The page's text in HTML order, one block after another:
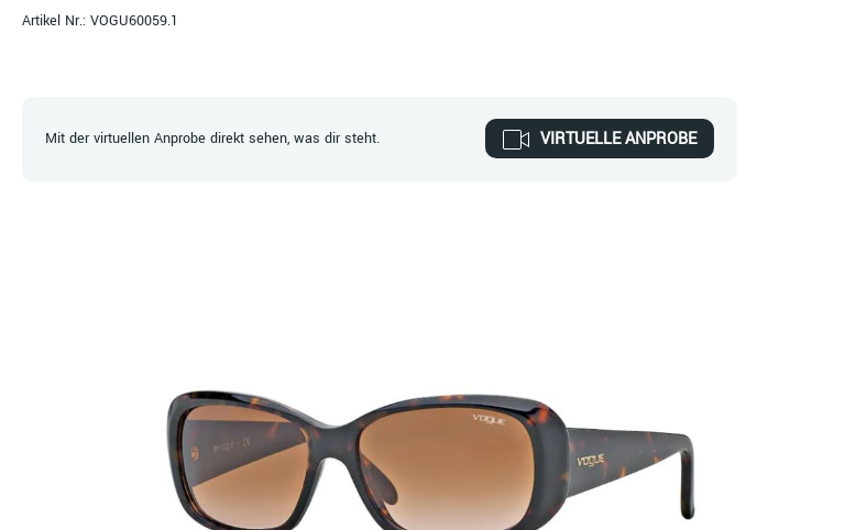
Artikel Nr.: VOGU60059.1
Mit der virtuellen Anprobe direkt sehen, was dir steht. VIRTUELLE ANPROBE